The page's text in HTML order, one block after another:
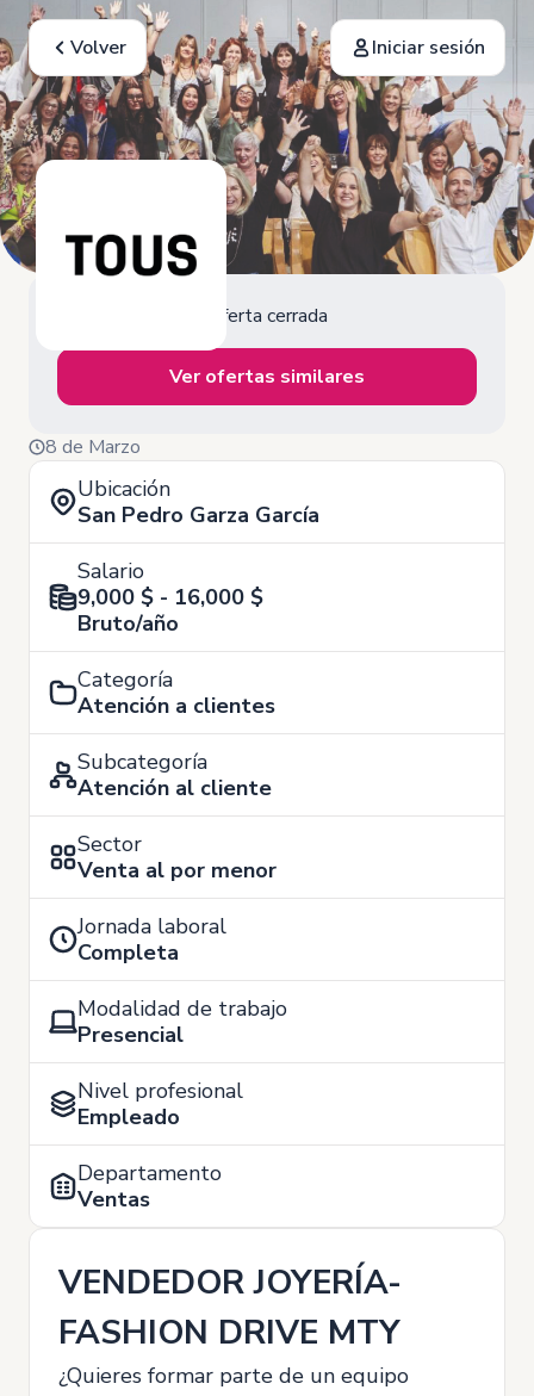
Volver Iniciar sesión
Oferta cerrada
Ver ofertas similares
8 de Marzo
Ubicación
San Pedro Garza García
Salario
9,000 $ - 16,000 $
Bruto/año
Categoría
Atención a clientes
Subcategoría
Atención al cliente
Sector
Venta al por menor
Jornada laboral
Completa
Modalidad de trabajo
Presencial
Nivel profesional
Empleado
Departamento
Ventas
VENDEDOR JOYERÍA-
FASHION DRIVE MTY
¿Quieres formar parte de un equipo